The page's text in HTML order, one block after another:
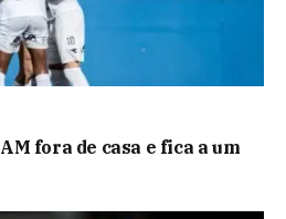
fora de casa e fica a um